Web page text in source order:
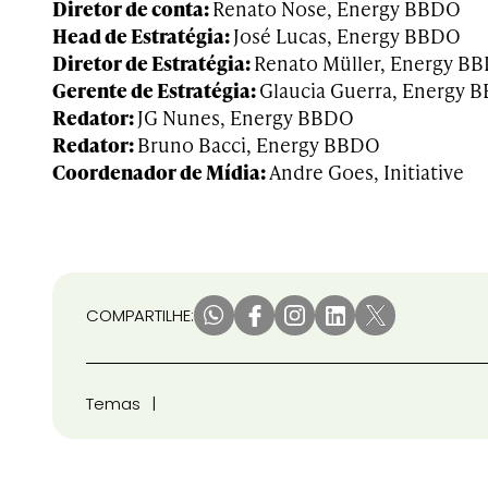
Diretor de conta:Renato Nose, Energy BBDO
Head de Estratégia:José Lucas, Energy BBDO
Diretor de Estratégia:Renato Müller, Energy
Gerente de Estratégia:Glaucia Guerra, Energy
Redator:JG Nunes, Energy BBDO
Redator:Bruno Bacci, Energy BBDO
Coordenador de Mídia:Andre Goes, Initiative
COMPARTILHE:
Temas